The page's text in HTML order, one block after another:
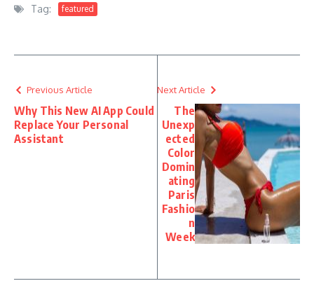
Tag: featured
Previous Article
Why This New AI App Could
Replace Your Personal
Assistant
Next Article
The
Unexp
ected
Color
Domin
ating
Paris
Fashio
n
Week